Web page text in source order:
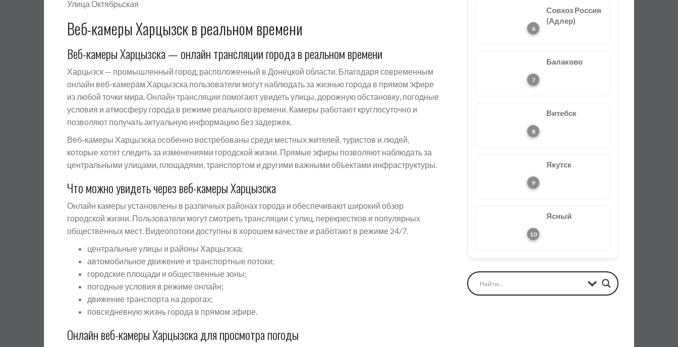
Улица Октябрьская
Веб-камеры Харцызск в реальном времени
Веб-камеры Харцызска — онлайн трансляции города в реальном времени
Харцызск — промышленный город, расположенный в Донецкой области. Благодаря современным
онлайн веб-камерам Харцызска пользователи могут наблюдать за жизнью города в прямом эфире
из любой точки мира. Онлайн трансляции помогают увидеть улицы, дорожную обстановку, погодные
условия и атмосферу города в режиме реального времени. Камеры работают круглосуточно и
позволяют получать актуальную информацию без задержек.
Веб-камеры Харцызска особенно востребованы среди местных жителей, туристов и людей,
которые хотят следить за изменениями городской жизни. Прямые эфиры позволяют наблюдать за
центральными улицами, площадями, транспортом и другими важными объектами инфраструктуры.
Что можно увидеть через веб-камеры Харцызска
Онлайн камеры установлены в различных районах города и обеспечивают широкий обзор
городской жизни. Пользователи могут смотреть трансляции с улиц, перекрестков и популярных
общественных мест. Видеопотоки доступны в хорошем качестве и работают в режиме 24/7.
центральные улицы и районы Харцызска;
автомобильное движение и транспортные потоки;
городские площади и общественные зоны;
погодные условия в режиме онлайн;
движение транспорта на дорогах;
повседневную жизнь города в прямом эфире.
Онлайн веб-камеры Харцызска для просмотра погоды
Совхоз Россия
(Адлер)
Балаково
Витебск
Якутск
Ясный